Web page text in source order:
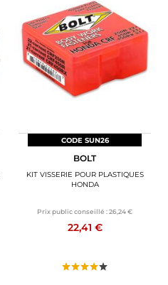
MOTO
PROMO CODE SUN26
BOLT
KIT VISSERIE POUR PLASTIQUES
HONDA
Prix public conseillé :26,24 €
22,41 €